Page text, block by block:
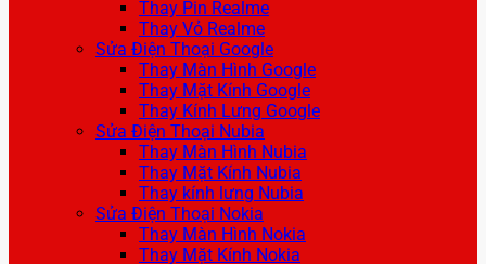
Thay Pin Realme
Thay Vỏ Realme
Sửa Điện Thoại Google
Thay Màn Hình Google
Thay Mặt Kính Google
Thay Kính Lưng Google
Sửa Điện Thoại Nubia
Thay Màn Hình Nubia
Thay Mặt Kính Nubia
Thay kính lưng Nubia
Sửa Điện Thoại Nokia
Thay Màn Hình Nokia
Thay Mặt Kính Nokia